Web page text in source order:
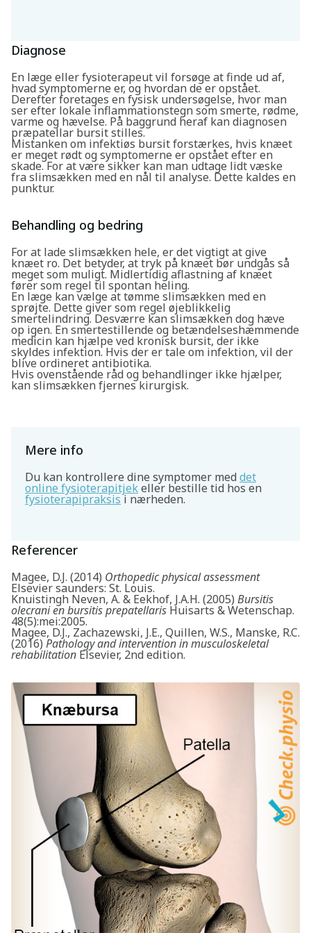
Søg
Diagnose
En læge eller fysioterapeut vil forsøge at finde ud af,
hvad symptomerne er, og hvordan de er opstået.
Derefter foretages en fysisk undersøgelse, hvor man
ser efter lokale inflammationstegn som smerte, rødme,
varme og hævelse. På baggrund heraf kan diagnosen
præpatellar bursit stilles.
Mistanken om infektiøs bursit forstærkes, hvis knæet
er meget rødt og symptomerne er opstået efter en
skade. For at være sikker kan man udtage lidt væske
fra slimsækken med en nål til analyse. Dette kaldes en
punktur.
Behandling og bedring
For at lade slimsækken hele, er det vigtigt at give
knæet ro. Det betyder, at tryk på knæet bør undgås så
meget som muligt. Midlertidig aflastning af knæet
fører som regel til spontan heling.
En læge kan vælge at tømme slimsækken med en
sprøjte. Dette giver som regel øjeblikkelig
smertelindring. Desværre kan slimsækken dog hæve
op igen. En smertestillende og betændelseshæmmende
medicin kan hjælpe ved kronisk bursit, der ikke
skyldes infektion. Hvis der er tale om infektion, vil der
blive ordineret antibiotika.
Hvis ovenstående råd og behandlinger ikke hjælper,
kan slimsækken fjernes kirurgisk.
Mere info
Du kan kontrollere dine symptomer med det
online fysioterapitjekeller bestille tid hos en
fysioterapipraksisi nærheden.
Referencer
Magee, D.J. (2014) Orthopedic physical assessment
Elsevier saunders: St. Louis.
Knuistingh Neven, A. & Eekhof, J.A.H. (2005) Bursitis
olecrani en bursitis prepatellaris Huisarts & Wetenschap.
48(5):mei:2005.
Magee, D.J., Zachazewski, J.E., Quillen, W.S., Manske, R.C.
(2016) Pathology and intervention in musculoskeletal
rehabilitation Elsevier, 2nd edition.